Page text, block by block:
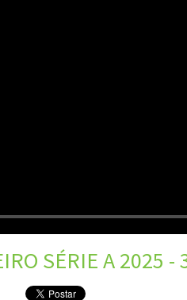
SÉRIE A 2025 -